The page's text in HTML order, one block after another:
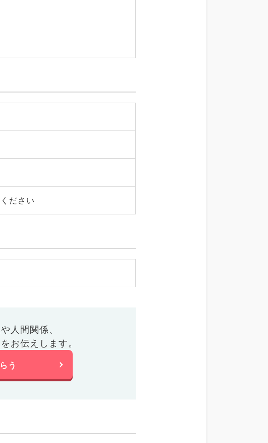
ださい
人間関係、
お伝えします。
う